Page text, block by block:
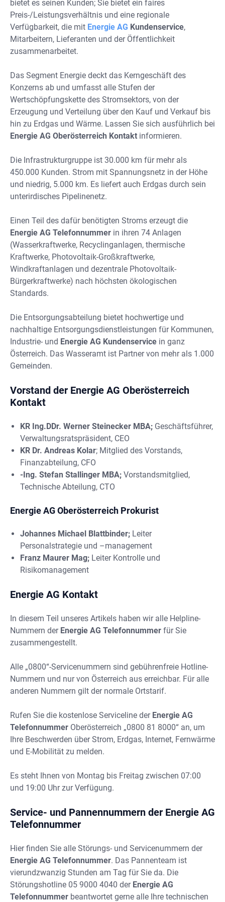
bietet es seinen Kunden; Sie bietet ein faires
Preis-/Leistungsverhältnis und eine regionale
Verfügbarkeit, die mit Energie AG Kundenservice,
Mitarbeitern, Lieferanten und der Öffentlichkeit
zusammenarbeitet.
Das Segment Energie deckt das Kerngeschäft des
Konzerns ab und umfasst alle Stufen der
Wertschöpfungskette des Stromsektors, von der
Erzeugung und Verteilung über den Kauf und Verkauf bis
hin zu Erdgas und Wärme. Lassen Sie sich ausführlich bei
Energie AG Oberösterreich Kontakt informieren.
Die Infrastrukturgruppe ist 30.000 km für mehr als
450.000 Kunden. Strom mit Spannungsnetz in der Höhe
und niedrig, 5.000 km. Es liefert auch Erdgas durch sein
unterirdisches Pipelinenetz.
Einen Teil des dafür benötigten Stroms erzeugt die
Energie AG Telefonnummer in ihren 74 Anlagen
(Wasserkraftwerke, Recyclinganlagen, thermische
Kraftwerke, Photovoltaik-Großkraftwerke,
Windkraftanlagen und dezentrale Photovoltaik-
Bürgerkraftwerke) nach höchsten ökologischen
Standards.
Die Entsorgungsabteilung bietet hochwertige und
nachhaltige Entsorgungsdienstleistungen für Kommunen,
Industrie- und Energie AG Kundenservice in ganz
Österreich. Das Wasseramt ist Partner von mehr als 1.000
Gemeinden.
Vorstand der Energie AG Oberösterreich
Kontakt
KR Ing.DDr. Werner Steinecker MBA; Geschäftsführer,
Verwaltungsratspräsident, CEO
KR Dr. Andreas Kolar; Mitglied des Vorstands,
Finanzabteilung, CFO
-Ing. Stefan Stallinger MBA; Vorstandsmitglied,
Technische Abteilung, CTO
Energie AG Oberösterreich Prokurist
Johannes Michael Blattbinder; Leiter
Personalstrategie und –management
Franz Maurer Mag; Leiter Kontrolle und
Risikomanagement
Energie AG Kontakt
In diesem Teil unseres Artikels haben wir alle Helpline-
Nummern der Energie AG Telefonnummer für Sie
zusammengestellt.
Alle „0800“-Servicenummern sind gebührenfreie Hotline-
Nummern und nur von Österreich aus erreichbar. Für alle
anderen Nummern gilt der normale Ortstarif.
Rufen Sie die kostenlose Serviceline der Energie AG
Telefonnummer Oberösterreich „0800 81 8000“ an, um
Ihre Beschwerden über Strom, Erdgas, Internet, Fernwärme
und E-Mobilität zu melden.
Es steht Ihnen von Montag bis Freitag zwischen 07:00
und 19:00 Uhr zur Verfügung.
Service- und Pannennummern der Energie AG
Telefonnummer
Hier finden Sie alle Störungs- und Servicenummern der
Energie AG Telefonnummer. Das Pannenteam ist
vierundzwanzig Stunden am Tag für Sie da. Die
Störungshotline 05 9000 4040 der Energie AG
Telefonnummer beantwortet gerne alle Ihre technischen